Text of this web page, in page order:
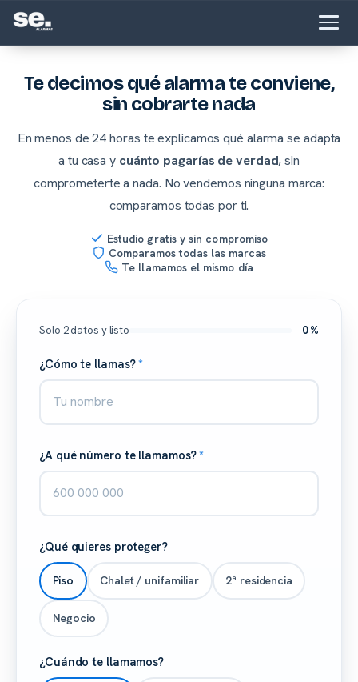
Te decimos qué alarma te conviene,
sin cobrarte nada
En menos de 24 horas te explicamos qué alarma se adapta
a tu casa y cuánto pagarías de verdad, sin
comprometerte a nada. No vendemos ninguna marca:
comparamos todas por ti.
Estudio gratis y sin compromiso
Comparamos todas las marcas
Te llamamos el mismo día
Solo 2 datos y listo 0 %
¿Cómo te llamas?*
¿A qué número te llamamos?*
¿Qué quieres proteger?
Piso Chalet / unifamiliar 2ª residencia
Negocio
¿Cuándo te llamamos?